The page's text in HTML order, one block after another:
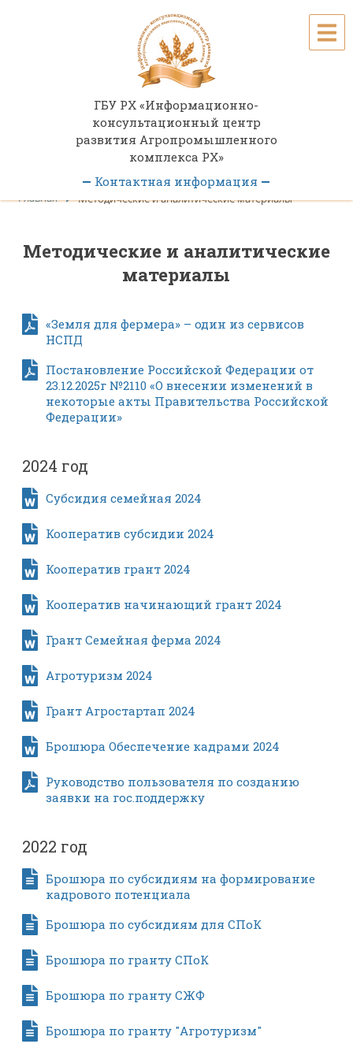
ГБУ РХ «Информационно-
консультационный центр
развития Агропромышленного
комплекса РХ»
Контактная информация
Пн-Пт 08:00-17:00 (обед 12:00 - 13:00)
8 (3902) 248-820
Главная Методические и аналитические материалы
Методические и аналитические
материалы
«Земля для фермера» – один из сервисов
НСПД
Постановление Российской Федерации от
23.12.2025г №2110 «О внесении изменений в
некоторые акты Правительства Российской
Федерации»
2024 год
Субсидия семейная 2024
Кооператив субсидии 2024
Кооператив грант 2024
Кооператив начинающий грант 2024
Грант Семейная ферма 2024
Агротуризм 2024
Грант Агростартап 2024
Брошюра Обеспечение кадрами 2024
Руководство пользователя по созданию
заявки на гос.поддержку
2022 год
Брошюра по субсидиям на формирование
кадрового потенциала
Брошюра по субсидиям для СПоК
Брошюра по гранту СПоК
Брошюра по гранту СЖФ
Брошюра по гранту "Агротуризм"